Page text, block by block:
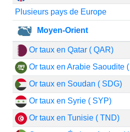
Plusieurs pays de Europe
Moyen-Orient
Or taux en Qatar ( QAR)
Or taux en Arabie Saoudite
Or taux en Soudan ( SDG)
Or taux en Syrie ( SYP)
Or taux en Tunisie ( TND)